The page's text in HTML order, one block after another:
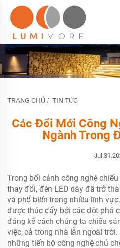
TRANG CHỦ / TIN TỨC
Các Đổi Mới Công
Ngành Trong
Trong bối cảnh công nghệ
thay đổi, đèn LED dây đã trở
và phổ biến trong nhiều lĩnh
được thúc đẩy bởi các đột phá
đáng kể cách chúng ta chiếu
việc, cả trong nhà lẫn ngoài
những tiến bộ công nghệ chủ